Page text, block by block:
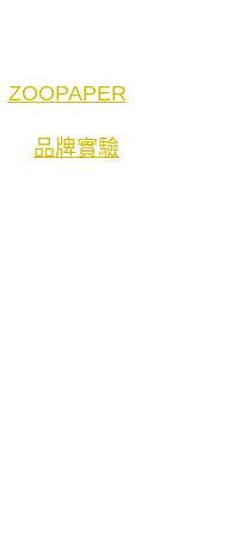
ZOOPAPER
品牌實驗